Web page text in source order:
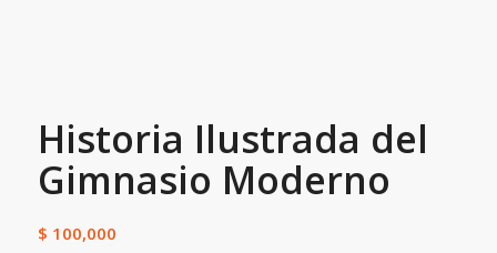
Historia Ilustrada del
Gimnasio Moderno
$ 100,000